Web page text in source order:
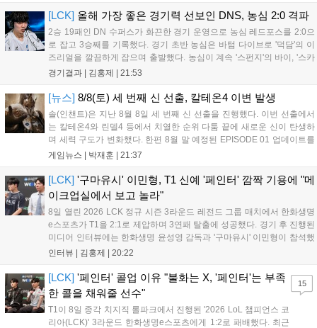
인규 감독 : 모든 경...
[LCK] 올해 가장 좋은 경기력 선보인 DNS, 농심 2:0 격파
2승 19패인 DN 수퍼스가 화끈한 경기 운영으로 농심 레드포스를 2:0으
로 잡고 3승째를 기록했다. 경기 초반 농심은 바텀 다이브로 '덕담'의 이
즈리얼을 깔끔하게 잡으며 출발했다. 농심이 계속 '스펀지'의 바이, '스카
웃'의 신드라가 맹활약하며 초반부터 잡은 주도권을 계속 잘 굴렸다.
었...
경기결과 | 김홍제 21:53
[뉴스] 8/8(토) 세 번째 신 선출, 칼테온4 이변 발생
솔(인챈트)은 지난 8월 8일 세 번째 신 선출을 진행했다. 이번 선출에서
는 칼테온4와 린델4 등에서 치열한 순위 다툼 끝에 새로운 신이 탄생하
며 세력 구도가 변화했다. 한편 8월 말 예정된 EPISODE 01 업데이트를
통해 월드 콘텐츠가 추가될 예정이며, 이를 통해 추후 주신 및 절대신에
더욱 가속화될 전망이다....
게임뉴스 | 박재훈 21:37
[LCK] '구마유시' 이민형, T1 신예 '페인터' 깜짝 기용에 "메
이크업실에서 보고 놀라"
8일 열린 2026 LCK 정규 시즌 3라운드 레전드 그룹 매치에서 한화생명
e스포츠가 T1을 2:1로 제압하며 3연패 탈출에 성공했다. 경기 후 진행된
미디어 인터뷰에는 한화생명 윤성영 감독과 '구마유시' 이민형이 참석했
다. 먼저 승리 소감에 대해 윤성영 감독은 "오랜만에 승리해 기분이 좋고,
인터뷰 | 김홍제 20:22
[LCK] '페인터' 콜업 이유 "불화는 X, '페인터'는 부족
한 콜을 채워줄 선수"
T1이 8일 종각 치지직 롤파크에서 진행된 '2026 LoL 챔피언스 코
리아(LCK)' 3라운드 한화생명e스포츠에게 1:2로 패배했다. 최근
15